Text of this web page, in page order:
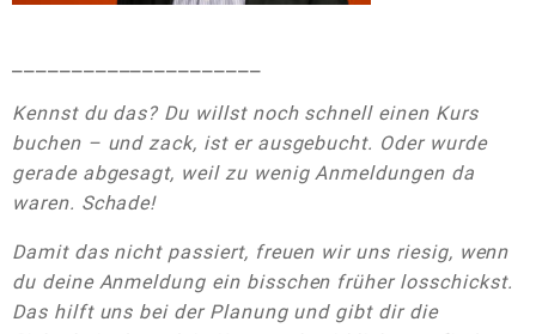
Kennst du das? Du willst noch schnell einen Kurs
buchen – und zack, ist er ausgebucht. Oder wurde
gerade abgesagt, weil zu wenig Anmeldungen da
waren. Schade!
Damit das nicht passiert, freuen wir uns riesig, wenn
du deine Anmeldung ein bisschen früher losschickst.
Das hilft uns bei der Planung und gibt dir die